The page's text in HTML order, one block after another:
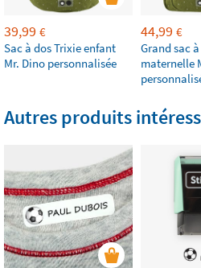
39,99 €
Sac à dos Trixie enfant
Mr. Dino personnalisée
44,99 €
Grand sac
maternelle
Autres produits